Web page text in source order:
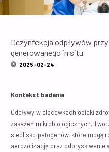
Dezynfekcja odpływów
generowanego in situ
2025-02-24
Kontekst badania
Odpływy w placówkach opieki
zakażeń mikrobiologicznych.
siedlisko patogenów, które mogą
aerozolizację oraz odpryskiwanie